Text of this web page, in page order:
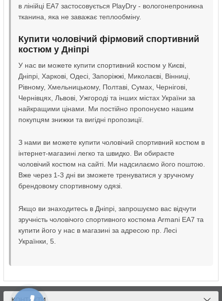
в лінійці EA7 застосовується PlayDry - вологонепроникна
тканина, яка не заважає теплообміну.
Купити чоловічий фірмовий спортивний
костюм у Дніпрі
У нас ви можете купити спортивний костюм у Києві,
Дніпрі, Харкові, Одесі, Запоріжжі, Миколаєві, Вінниці,
Рівному, Хмельницькому, Полтаві, Сумах, Чернігові,
Чернівцях, Львові, Ужгороді та інших містах України за
найкращими цінами. Ми постійно пропонуємо нашим
покупцям знижки та вигідні пропозиції.
З нами ви можете купити чоловічий спортивний костюм в
інтернет-магазині легко та швидко. Ви обираєте
чоловічий костюм на сайті. Ми надсилаємо його поштою.
Вже через 1-3 дні ви зможете тренуватися у зручному
брендовому спортивному одязі.
Якщо ви знаходитесь в Дніпрі, запрошуємо вас відчути
зручність чоловічого спортивного костюма Armani EA7 та
купити його у нас в магазині за адресою пр. Лесі
Українки, 5.